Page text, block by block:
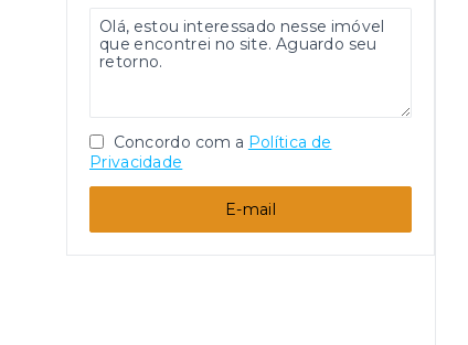
Concordo com a Política de
Privacidade
E-mail